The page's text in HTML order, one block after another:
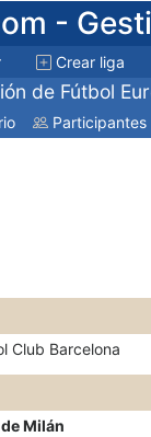
-
Crear liga
de Fútbol
Participantes
Club Barcelona
Milán